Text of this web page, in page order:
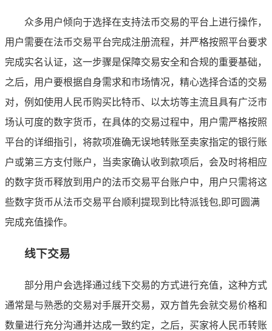
众多用户倾向于选择在支持法币交易的平台上进行操作，
用户需要在法币交易平台完成注册流程，并严格按照平台要求
完成实名认证，这一步骤是保障交易安全和合规的重要基础，
之后，用户要根据自身需求和市场情况，精心选择合适的交易
对，例如使用人民币购买比特币、以太坊等主流且具有广泛市
场认可度的数字货币，在具体的交易过程中，用户需严格按照
平台的详细指引，将款项准确无误地转账至卖家指定的银行账
户或第三方支付账户，当卖家确认收到款项后，会及时将相应
的数字货币释放到用户的法币交易平台账户中，用户只需将这
些数字货币从法币交易平台顺利提现到比特派钱包,即可圆满
完成充值操作。
线下交易
部分用户会选择通过线下交易的方式进行充值，这种方式
通常是与熟悉的交易对手展开交易，双方首先会就交易价格和
数量进行充分沟通并达成一致约定，之后，买家将人民币转账